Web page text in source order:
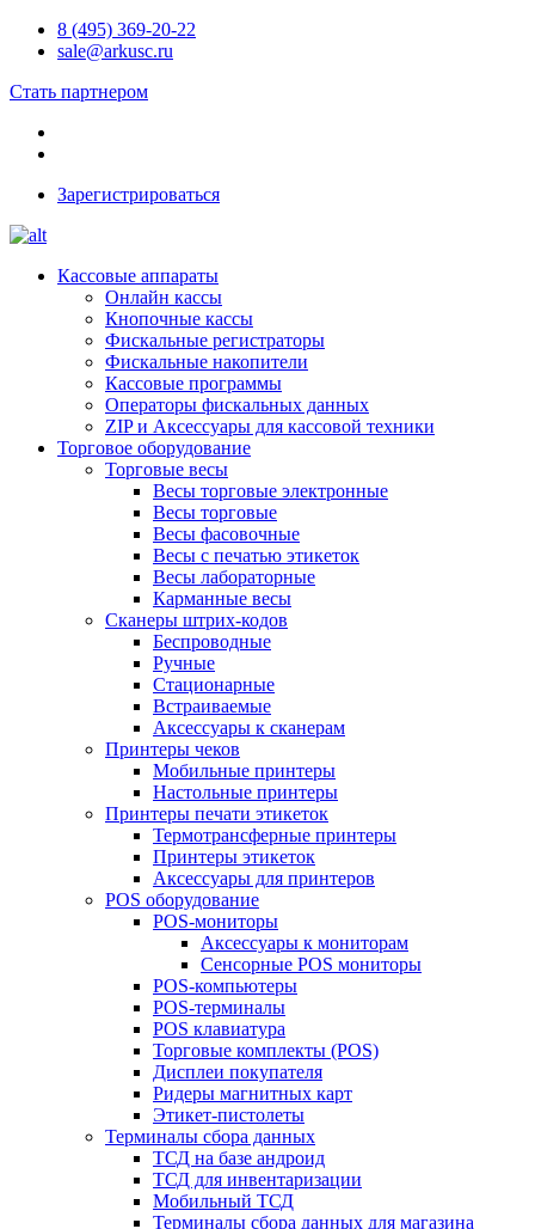
8 (495) 369-20-22
sale@arkusc.ru
Стать партнером
Зарегистрироваться
Кассовые аппараты
Онлайн кассы
Кнопочные кассы
Фискальные регистраторы
Фискальные накопители
Кассовые программы
Операторы фискальных данных
ZIP и Аксессуары для кассовой техники
Торговое оборудование
Торговые весы
Весы торговые электронные
Весы торговые
Весы фасовочные
Весы с печатью этикеток
Весы лабораторные
Карманные весы
Сканеры штрих-кодов
Беспроводные
Ручные
Стационарные
Встраиваемые
Аксессуары к сканерам
Принтеры чеков
Мобильные принтеры
Настольные принтеры
Принтеры печати этикеток
Термотрансферные принтеры
Принтеры этикеток
Аксессуары для принтеров
POS оборудование
POS-мониторы
Аксессуары к мониторам
Сенсорные POS мониторы
POS-компьютеры
POS-терминалы
POS клавиатура
Торговые комплекты (POS)
Дисплеи покупателя
Ридеры магнитных карт
Этикет-пистолеты
Терминалы сбора данных
ТСД на базе андроид
ТСД для инвентаризации
Мобильный ТСД
Терминалы сбора данных для магазина